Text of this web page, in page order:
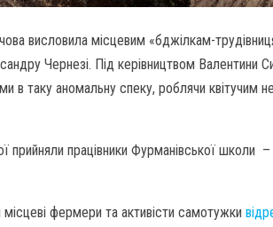
висловила місцевим «бджілкам-
Чернезі. Під керівництвом Валентини
в таку аномальну спеку, роблячи квітучим
прийняли працівники Фурманівської школи
фермери та активісти самотужки